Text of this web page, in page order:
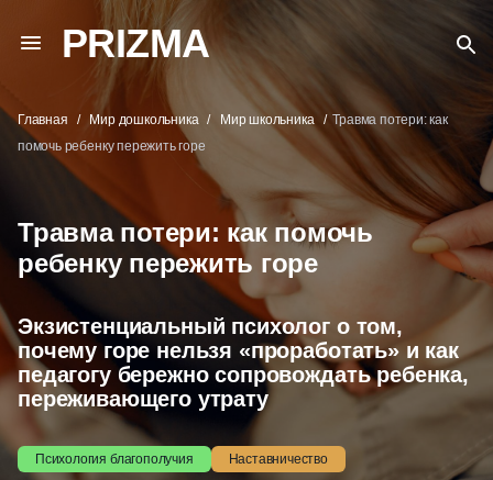
PRIZMA
Главная Мир дошкольника Мир школьника
Травма потери: как
помочь ребенку пережить горе
Травма потери: как помочь
ребенку пережить горе
Экзистенциальный психолог о том,
почему горе нельзя «проработать» и как
педагогу бережно сопровождать ребенка,
переживающего утрату
Психология благополучия Наставничество